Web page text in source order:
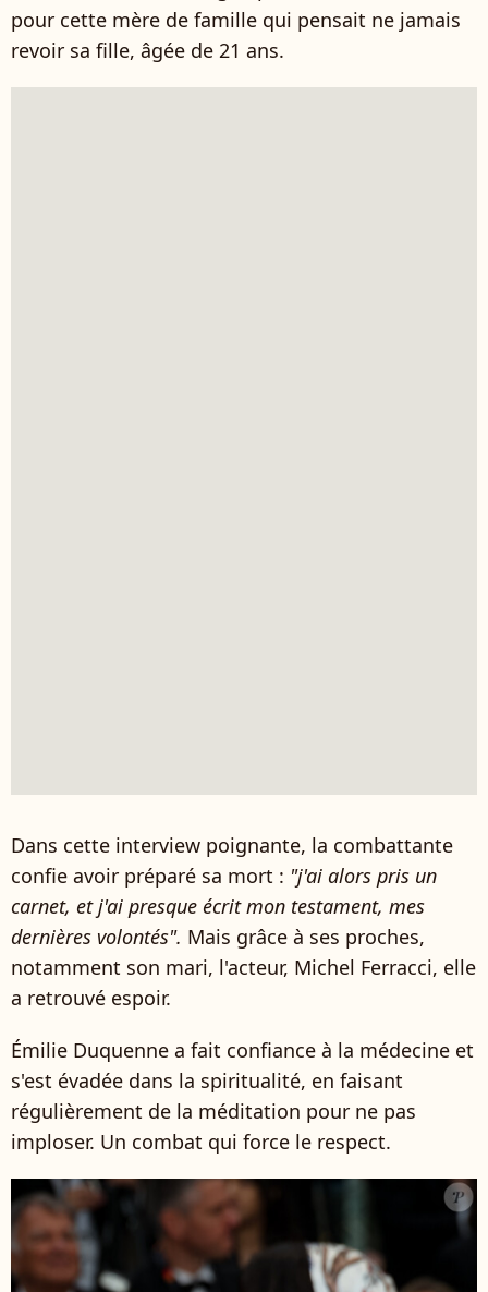
pour cette mère de famille qui pensait ne jamais
revoir sa fille, âgée de 21 ans.
Dans cette interview poignante, la combattante
confie avoir préparé sa mort : "j'ai alors pris un
carnet, et j'ai presque écrit mon testament, mes
dernières volontés". Mais grâce à ses proches,
notamment son mari, l'acteur, Michel Ferracci, elle
a retrouvé espoir.
Émilie Duquenne a fait confiance à la médecine et
s'est évadée dans la spiritualité, en faisant
régulièrement de la méditation pour ne pas
imploser. Un combat qui force le respect.